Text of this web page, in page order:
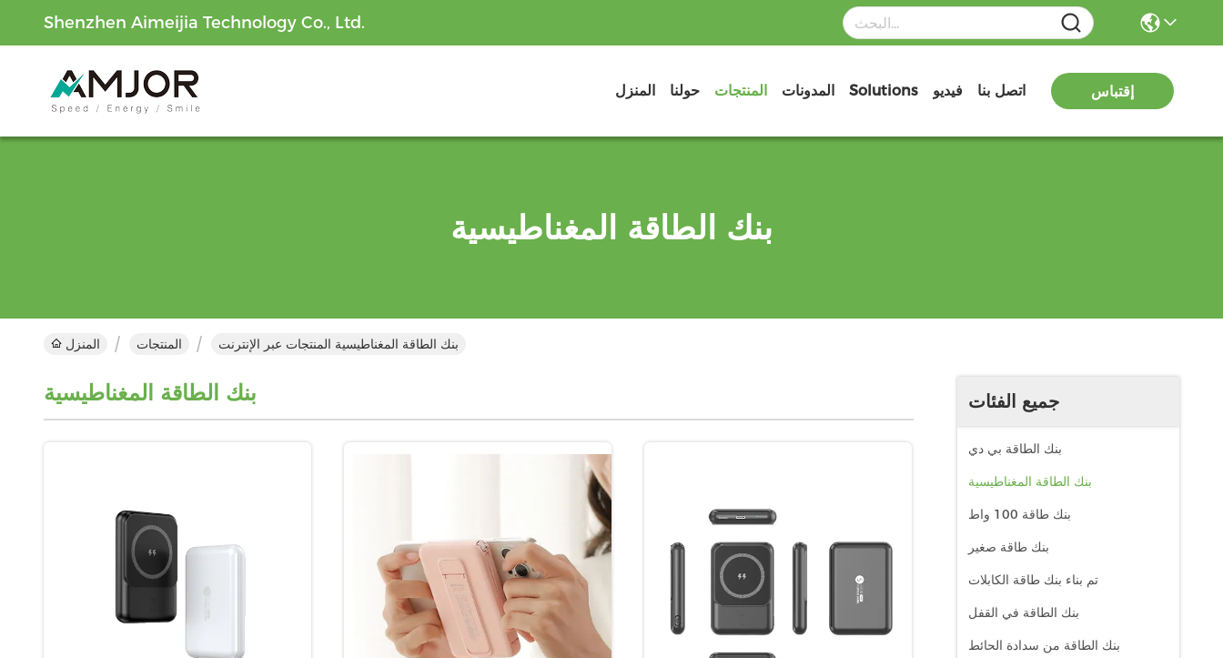
Shenzhen Aimeijia Technology Co., Ltd.
المنزل حولنا المنتجات المدونات Solutions فيديو اتصل بنا إقتباس
بنك الطاقة المغناطيسية
المنزل المنتجات بنك الطاقة المغناطيسية المنتجات عبر الإنترنت
جميع الفئات
بنك الطاقة بي دي
بنك الطاقة المغناطيسية
بنك طاقة 100 واط
بنك طاقة صغير
تم بناء بنك طاقة الكابلات
بنك الطاقة في القفل
بنك الطاقة من سدادة الحائط
بنك الطاقة المغناطيسية